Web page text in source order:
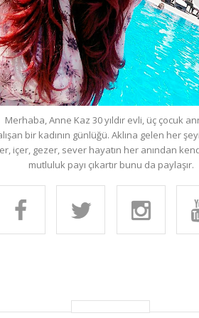
Merhaba, Anne Kaz 30 yıldır evli, üç çocuk
bir kadının günlüğü. Aklına gelen her
içer, gezer, sever hayatın her anından
mutluluk payı çıkartır bunu da paylaşır.